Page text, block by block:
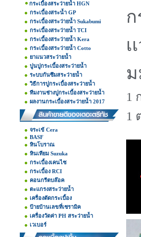
กระเบื้องสระว่ายน้ำ HGN
กระเบื้องสระน้ำ GP
กระเบื้องสระว่ายน้ำ Sukabumi
กระเบื้องสระว่ายน้ำ TCI
กระเบื้องสระว่ายน้ำ Kera
กระเบื้องสระว่ายน้ำ Cotto
ยาแนวสระว่ายน้ำ
ปูนปูกระเบื้องสระว่ายน้ำ
ระบบกันซึมสระว่ายน้ำ
วิธีการปูกระเบื้องสระว่ายน้ำ
ทีมงานช่างปูกระเบื้องสระว่ายน้ำ
ผลงานกระเบื้องสระว่ายน้ำ 2017
จระเข้ Cera
BASF
หินโบราณ
หินเทียม Suzuka
กระเบื้องเคนไซ
กระเบื้อง RCI
คอนกรีตบล๊อค
ตะแกรงสระว่ายน้ำ
เครื่องตัดกระเบื้อง
ป้ายบ้านเลขที่เซรามิค
เครื่องวัดค่า PH สระว่ายน้ำ
เวเบอร์
ก
1
1